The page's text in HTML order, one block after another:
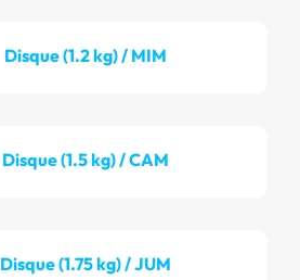
Disque (1.2 kg) / MIM
Disque (1.5 kg) / CAM
Disque (1.75 kg) / JUM